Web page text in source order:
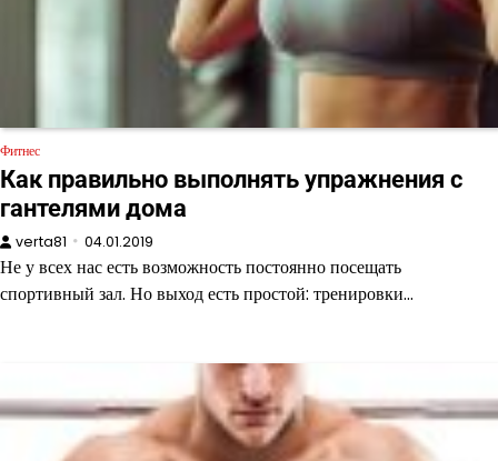
Фитнес
Как правильно выполнять упражнения с
гантелями дома
verta81 04.01.2019
Не у всех нас есть возможность постоянно посещать
спортивный зал. Но выход есть простой: тренировки…